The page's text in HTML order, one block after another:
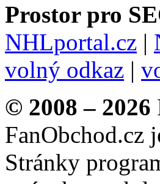
Prostor pro
NHLportal.cz |
volný odkaz |
© 2008 – 2026
FanObchod.cz
Stránky